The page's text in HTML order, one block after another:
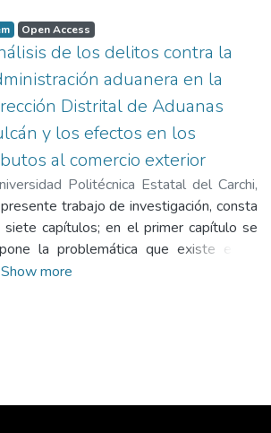
Open Access
de los delitos contra la
aduanera en la
Distrital de Aduanas
y los efectos en los
al comercio exterior
Politécnica Estatal del Carchi,
01-11)Benavides, Hiderlly
trabajo de investigación, consta
siete capítulos; en el primer capítulo se
la problemática que existe en la
de Tulcán por los delitos aduaneros,
Show more